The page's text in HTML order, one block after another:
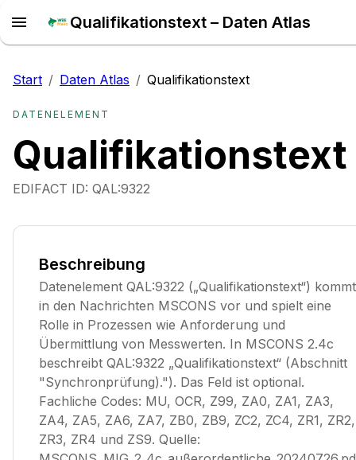
Qualifikationstext – Daten Atlas
Start / Daten Atlas / Qualifikationstext
DATENELEMENT
Qualifikationstext
EDIFACT ID: QAL:9322
Beschreibung
Datenelement QAL:9322 („Qualifikationstext“) kommt
in den Nachrichten MSCONS vor und spielt eine
Rolle in Prozessen wie Anforderung und
Übermittlung von Messwerten. In MSCONS 2.4c
beschreibt QAL:9322 „Qualifikationstext“ (Abschnitt
"Synchronprüfung)."). Das Feld ist optional.
Fachliche Codes: MU, OCR, Z99, ZA0, ZA1, ZA3,
ZA4, ZA5, ZA6, ZA7, ZB0, ZB9, ZC2, ZC4, ZR1, ZR2,
ZR3, ZR4 und ZS9. Quelle: